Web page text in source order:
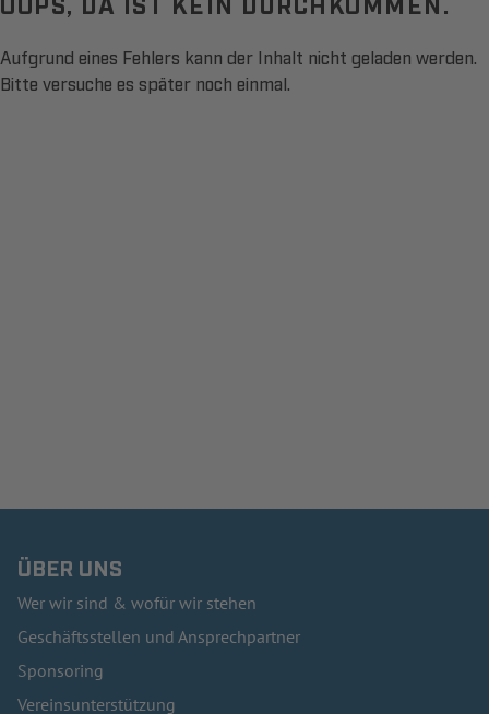
Aufgrund eines Fehlers kann der Inhalt nicht geladen werden.
Bitte versuche es später noch einmal.
ÜBER UNS
Wer wir sind & wofür wir stehen
Geschäftsstellen und Ansprechpartner
Sponsoring
Vereinsunterstützung